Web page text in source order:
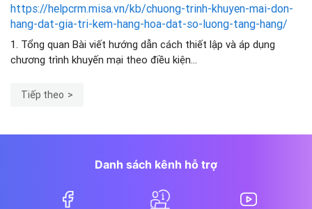
https://helpcrm.misa.vn/kb/chuong-trinh-khuyen-mai-don-
hang-dat-gia-tri-kem-hang-hoa-dat-so-luong-tang-hang/
1. Tổng quan Bài viết hướng dẫn cách thiết lập và áp dụng
chương trình khuyến mại theo điều kiện...
Tiếp theo
Danh sách kênh hỗ trợ